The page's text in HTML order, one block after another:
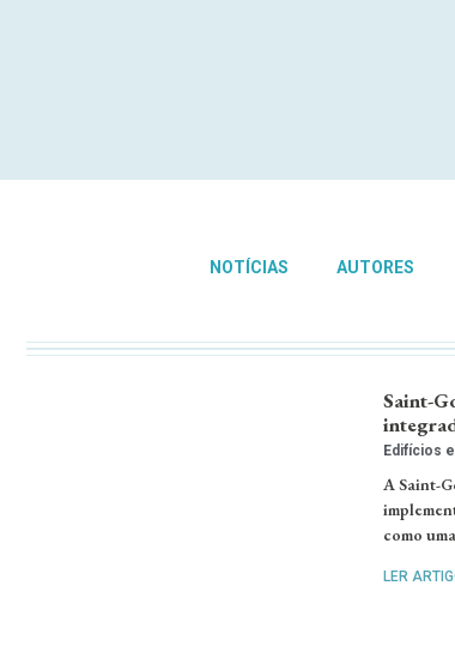
NOTÍCIAS AUTORES
Saint-
Edifícios
A Saint-
como
LER